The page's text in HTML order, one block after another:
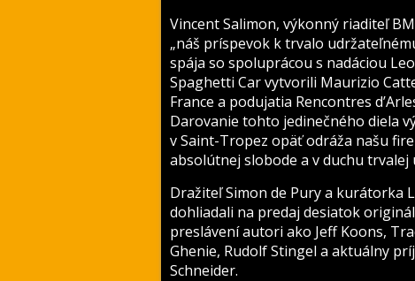
Vincent Salimon, výkonný riaditeľ
„náš príspevok k trvalo
spája so spoluprácou s nadáciou
Spaghetti Car vytvorili Maurizio
France a podujatia Rencontres
Darovanie tohto jedinečného diela
v Saint-Tropez opäť odráža našu
absolútnej slobode a v duchu
Dražiteľ Simon de Pury a kurátorka
dohliadali na predaj desiatok
preslávení autori ako Jeff Koons,
Ghenie, Rudolf Stingel a aktuálny
Schneider.